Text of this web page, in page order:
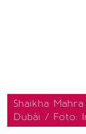
Shaikha
Dubái / Foto: